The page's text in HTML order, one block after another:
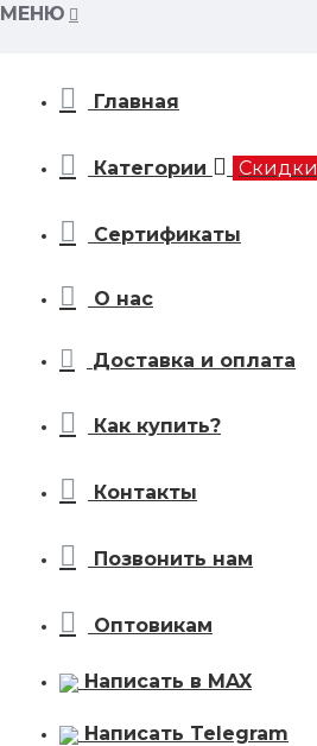
МЕНЮ
Главная
Категории Скидки
Сертификаты
О нас
Доставка и оплата
Как купить?
Контакты
Позвонить нам
Оптовикам
Написать в MAX
Написать Telegram